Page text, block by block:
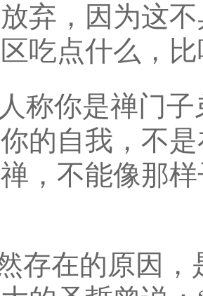
弃，因为这
吃点什么，
称你是禅门
的自我，不
，不能像那
存在的原因